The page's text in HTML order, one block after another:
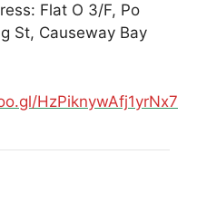
Flat O 3/F, Po
St, Causeway Bay
HzPiknywAfj1yrNx7